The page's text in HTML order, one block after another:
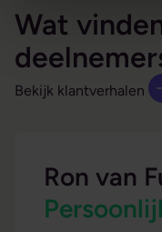
Wat
Bekijk klantverhalen
Ron van